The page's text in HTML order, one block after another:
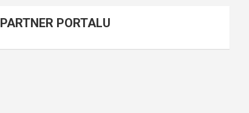
PARTNER PORTALU